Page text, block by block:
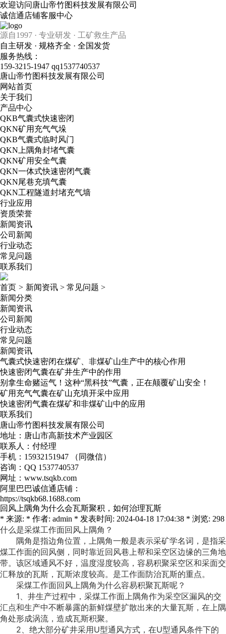
欢迎访问唐山帝竹图科技发展有限公司
诚信通店铺客服中心
源自1997 · 专业研发 · 工矿救生产品
自主研发 · 规格齐全 · 全国发货
服务热线：
159-3215-1947 qq1537740537
唐山帝竹图科技发展有限公司
网站首页
关于我们
产品中心
QKB气囊式快速密闭
QKN矿用充气气垛
QKB气囊式临时风门
QKN上隅角封堵气囊
QKN矿用安全气囊
QKN一体式快速密闭气囊
QKN尾巷充填气囊
QKN工程隧道封堵充气墙
行业应用
资质荣誉
新闻资讯
公司新闻
行业动态
常见问题
联系我们
首页 > 新闻资讯 > 常见问题 >
新闻分类
新闻资讯
公司新闻
行业动态
常见问题
新闻资讯
气囊式快速密闭在煤矿、非煤矿山生产中的核心作用
快速密闭气囊在矿井生产中的作用
别拿生命赌运气！这种“黑科技”气囊，正在颠覆矿山安全！
矿用充气气囊在矿山充填开采中应用
快速密闭气囊在煤矿和非煤矿山中的应用
联系我们
唐山帝竹图科技发展有限公司
地址：唐山市高新技术产业园区
联系人：付经理
手机：15932151947 （同微信）
咨询：QQ 1537740537
网址： www.tsqkb.com
阿里巴巴诚信通店铺：
https://tsqkb68.1688.com
回风上隅角为什么会瓦斯聚积，如何治理瓦斯
* 来源: * 作者: admin * 发表时间: 2024-04-18 17:04:38 * 浏览: 298
什么是采煤工作面回风上隅角？
隅角是指边角位置，上隅角一般是表示采矿学名词，是指采
煤工作面的回风侧，同时靠近回风巷上帮和采空区边缘的三角地
带。该区域通风不好，温度湿度较高，容易积聚采空区和采面交
汇释放的瓦斯，瓦斯浓度较高。是工作面防治瓦斯的重点。
采煤工作面回风上隅角为什么容易积聚瓦斯呢？
1、井生产过程中，采煤工作面上隅角作为采空区漏风的交
汇点和生产中不断暴露的新鲜煤壁扩散出来的大量瓦斯，在上隅
角处形成涡流，造成瓦斯积聚。
2、绝大部分矿井采用U型通风方式，在U型通风条件下的